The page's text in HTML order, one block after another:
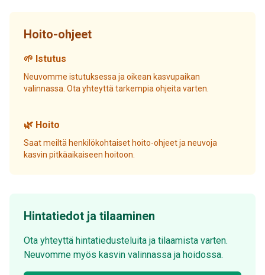
Hoito-ohjeet
🌱 Istutus
Neuvomme istutuksessa ja oikean kasvupaikan
valinnassa. Ota yhteyttä tarkempia ohjeita varten.
🌿 Hoito
Saat meiltä henkilökohtaiset hoito-ohjeet ja neuvoja
kasvin pitkäaikaiseen hoitoon.
Hintatiedot ja tilaaminen
Ota yhteyttä hintatiedusteluita ja tilaamista varten.
Neuvomme myös kasvin valinnassa ja hoidossa.